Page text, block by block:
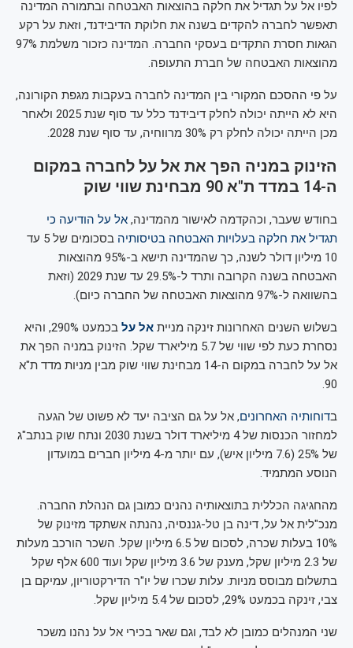
לפיו אל על תגדיל את חלקה בהוצאות האבטחה ובתמורה המדינה
תאפשר לחברה להקדים בשנה את חלוקת הדיבידנד, וזאת על רקע
הגאות חסרת התקדים בעסקי החברה. המדינה כזכור משלמת 97%
מהוצאות האבטחה של חברת התעופה.
על פי ההסכם המקורי בין המדינה לחברה בעקבות מגפת הקורונה,
היא לא הייתה יכולה לחלק דיבידנד כלל עד סוף שנת 2025 ולאחר
מכן הייתה יכולה לחלק רק 30% מרווחיה, עד סוף שנת 2028.
הזינוק במניה הפך את אל על לחברה במקום
ה-14 במדד ת"א 90 מבחינת שווי שוק
בחודש שעבר, וכהקדמה לאישור מהמדינה, אל על הודיעה כי
תגדיל את חלקה בעלויות האבטחה בטיסותיה
בסכומים של 5 עד
10 מיליון דולר לשנה, כך שהמדינה תישא ב-95% מהוצאות
האבטחה בשנה הקרובה ותרד ל-29.5% עד שנת 2029 (וזאת
בהשוואה ל-97% מהוצאות האבטחה של החברה כיום).
בשלוש השנים האחרונות זינקה מניית אל על
בכמעט 290%, והיא
נסחרת כעת לפי שווי של 5.7 מיליארד שקל. הזינוק במניה הפך את
אל על לחברה במקום ה-14 מבחינת שווי שוק מבין מניות מדד ת"א
90.
בדוחותיה האחרונים, אל על גם הציבה יעד לא פשוט של הגעה
למחזור הכנסות של 4 מיליארד דולר בשנת 2030 ונתח שוק בנתב"ג
של 25% (7.6 מיליון איש), עם יותר מ-4 מיליון חברים במועדון
הנוסע המתמיד.
מהחגיגה הכללית בתוצאותיה נהנים כמובן גם הנהלת החברה.
מנכ"לית אל על, דינה בן טל-גננסיה, נהנתה אשתקד מזינוק של
10% בעלות שכרה, לסכום של 6.5 מיליון שקל. השכר הורכב מעלות
של 2.3 מיליון שקל, מענק של 3.6 מיליון שקל ועוד 600 אלף שקל
בתשלום מבוסס מניות. עלות שכרו של יו"ר הדירקטוריון, עמיקם בן
צבי, זינקה בכמעט 29%, לסכום של 5.4 מיליון שקל.
שני המנהלים כמובן לא לבד, וגם שאר בכירי אל על נהנו משכר